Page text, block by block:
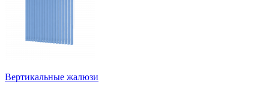
Вертикальные жалюзи